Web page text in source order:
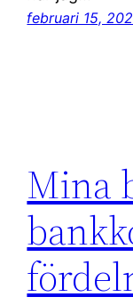
februari 15,
Mina